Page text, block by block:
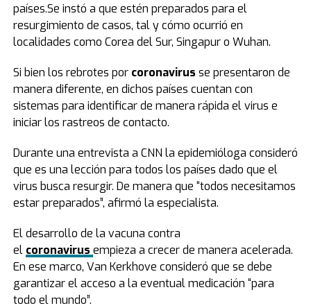
países.Se instó a que estén preparados para el
resurgimiento de casos, tal y cómo ocurrió en
localidades como Corea del Sur, Singapur o Wuhan.
Si bien los rebrotes por coronavirus se presentaron de
manera diferente, en dichos países cuentan con
sistemas para identificar de manera rápida el virus e
iniciar los rastreos de contacto.
Durante una entrevista a CNN la epidemióloga consideró
que es una lección para todos los países dado que el
virus busca resurgir. De manera que “todos necesitamos
estar preparados”, afirmó la especialista.
El desarrollo de la vacuna contra
el coronavirus empieza a crecer de manera acelerada.
En ese marco, Van Kerkhove consideró que se debe
garantizar el acceso a la eventual medicación “para
todo el mundo”.